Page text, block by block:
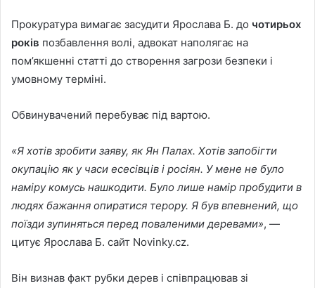
Прокуратура вимагає засудити Ярослава Б. до чотирьох
років позбавлення волі, адвокат наполягає на
пом’якшенні статті до створення загрози безпеки і
умовному терміні.
Обвинувачений перебуває під вартою.
«Я хотів зробити заяву, як Ян Палах. Хотів запобігти
окупацію як у часи есесівців і росіян. У мене не було
наміру комусь нашкодити. Було лише намір пробудити в
людях бажання опиратися терору. Я був впевнений, що
поїзди зупиняться перед поваленими деревами», —
цитує Ярослава Б. сайт Novinky.cz.
Він визнав факт рубки дерев і співпрацював зі